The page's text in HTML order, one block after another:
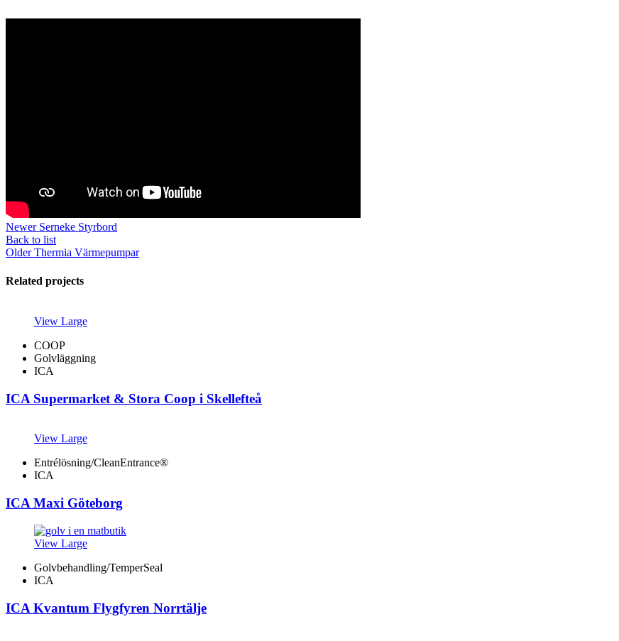
Newer Serneke Styrbord
Back to list
Older Thermia Värmepumpar
Related projects
View Large
COOP
Golvläggning
ICA
ICA Supermarket & Stora Coop i Skellefteå
View Large
Entrélösning/CleanEntrance®
ICA
ICA Maxi Göteborg
View Large
Golvbehandling/TemperSeal
ICA
ICA Kvantum Flygfyren Norrtälje